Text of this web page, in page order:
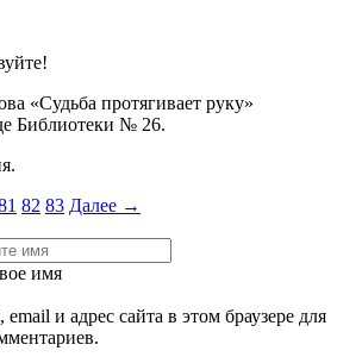
«Судьба протягивает руку»
Библиотеки № 26.
82 83 Далее →
имя
и адрес сайта в этом браузере для